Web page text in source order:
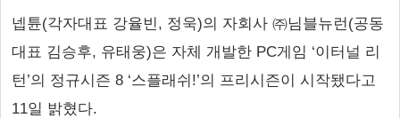
넵튠(각자대표 강율빈, 정욱)의 자회사 ㈜님블뉴런(공동
대표 김승후, 유태웅)은 자체 개발한 PC게임 ‘이터널 리
턴’의 정규시즌 8 ‘스플래쉬!’의 프리시즌이 시작됐다고
11일 밝혔다.